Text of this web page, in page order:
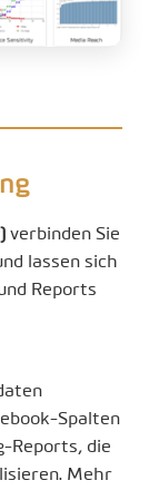
verbinden Sie
lassen sich
Reports
Spalten
Reports, die
Mehr